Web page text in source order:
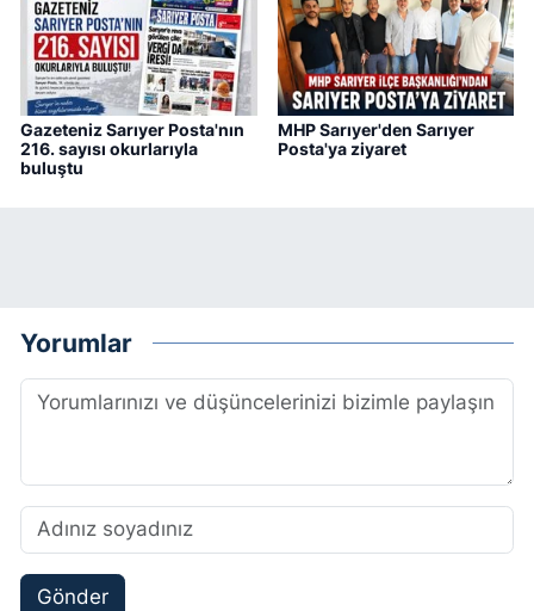
Gazeteniz Sarıyer Posta'nın
216. sayısı okurlarıyla
buluştu
MHP Sarıyer'den Sarıyer
Posta'ya ziyaret
Yorumlar
Gönder